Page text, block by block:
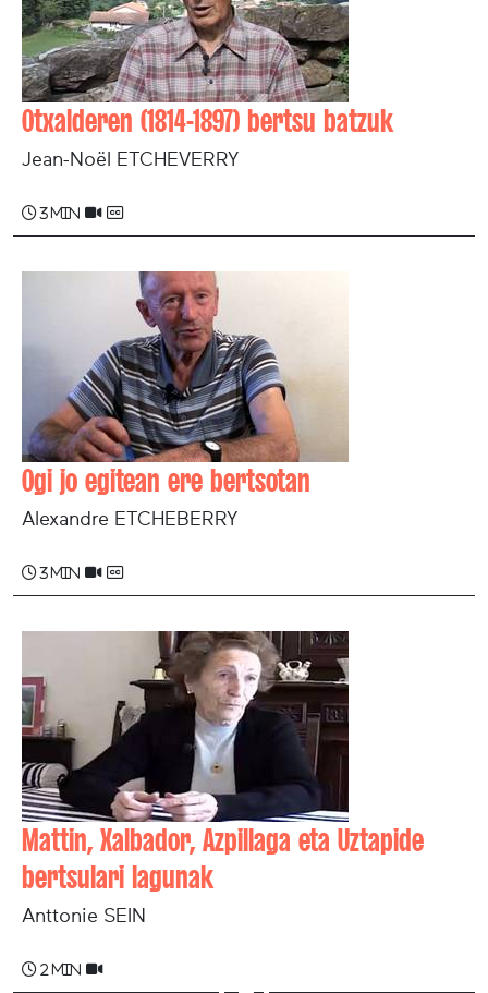
Otxalderen (1814-1897) bertsu batzuk
Jean-Noël ETCHEVERRY
3 min
Ogi jo egitean ere bertsotan
Alexandre ETCHEBERRY
3 min
Mattin, Xalbador, Azpillaga eta Uztapide
bertsulari lagunak
Anttonie SEIN
2 min